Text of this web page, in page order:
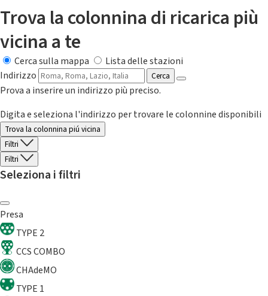
Trova la colonnina di ricarica più
vicina a te
Cerca sulla mappa
Lista delle stazioni
Indirizzo
Cerca
Prova a inserire un indirizzo più preciso.
Digita e seleziona l'indirizzo per trovare le colonnine disponibili
Trova la colonnina piú vicina
Filtri
Filtri
Seleziona i filtri
Presa
TYPE 2
CCS COMBO
CHAdeMO
TYPE 1